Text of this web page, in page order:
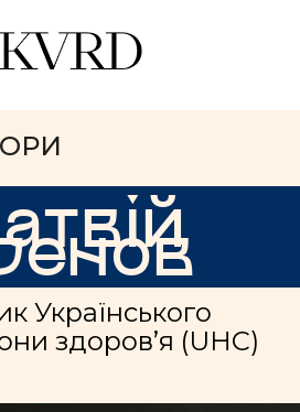
Українського
здоров’я (UHC)